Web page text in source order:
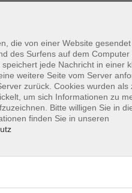
die von einer Website
des Surfens auf dem Computer
jede Nachricht in einer
weitere Seite vom Server
zurück. Cookies wurden als
um sich Informationen zu
Bitte willigen Sie in
finden Sie in unseren